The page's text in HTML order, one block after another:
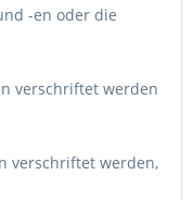
-en oder die
werden
werden,